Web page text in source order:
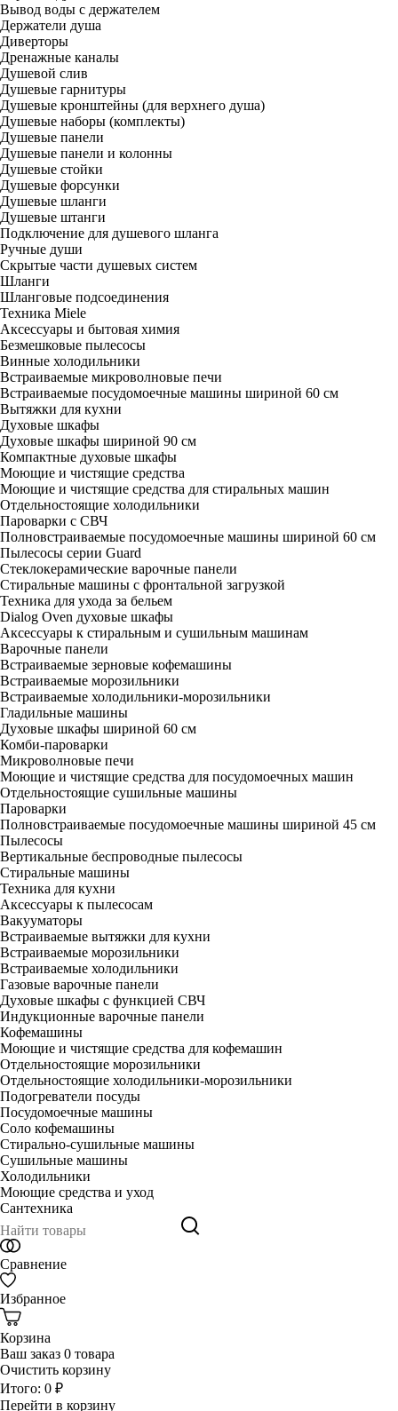
Вывод воды с держателем
Держатели душа
Диверторы
Дренажные каналы
Душевой слив
Душевые гарнитуры
Душевые кронштейны (для верхнего душа)
Душевые наборы (комплекты)
Душевые панели
Душевые панели и колонны
Душевые стойки
Душевые форсунки
Душевые шланги
Душевые штанги
Подключение для душевого шланга
Ручные души
Скрытые части душевых систем
Шланги
Шланговые подсоединения
Техника Miele
Аксессуары и бытовая химия
Безмешковые пылесосы
Винные холодильники
Встраиваемые микроволновые печи
Встраиваемые посудомоечные машины шириной 60 см
Вытяжки для кухни
Духовые шкафы
Духовые шкафы шириной 90 см
Компактные духовые шкафы
Моющие и чистящие средства
Моющие и чистящие средства для стиральных машин
Отдельностоящие холодильники
Пароварки с СВЧ
Полновстраиваемые посудомоечные машины шириной 60 см
Пылесосы серии Guard
Стеклокерамические варочные панели
Стиральные машины с фронтальной загрузкой
Техника для ухода за бельем
Dialog Oven духовые шкафы
Аксессуары к стиральным и сушильным машинам
Варочные панели
Встраиваемые зерновые кофемашины
Встраиваемые морозильники
Встраиваемые холодильники-морозильники
Гладильные машины
Духовые шкафы шириной 60 см
Комби-пароварки
Микроволновые печи
Моющие и чистящие средства для посудомоечных машин
Отдельностоящие сушильные машины
Пароварки
Полновстраиваемые посудомоечные машины шириной 45 см
Пылесосы
Вертикальные беспроводные пылесосы
Стиральные машины
Техника для кухни
Аксессуары к пылесосам
Вакууматоры
Встраиваемые вытяжки для кухни
Встраиваемые морозильники
Встраиваемые холодильники
Газовые варочные панели
Духовые шкафы с функцией СВЧ
Индукционные варочные панели
Кофемашины
Моющие и чистящие средства для кофемашин
Отдельностоящие морозильники
Отдельностоящие холодильники-морозильники
Подогреватели посуды
Посудомоечные машины
Соло кофемашины
Стирально-сушильные машины
Сушильные машины
Холодильники
Моющие средства и уход
Сантехника
Сравнение
Избранное
Корзина
Ваш заказ 0 товара
Очистить корзину
Итого: 0 ₽
Перейти в корзину